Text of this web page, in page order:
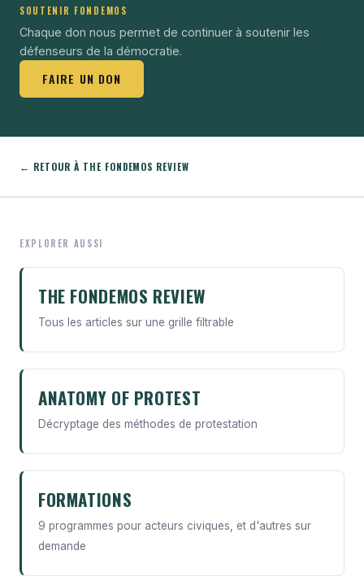
SOUTENIR FONDEMOS
Chaque don nous permet de continuer à soutenir les
défenseurs de la démocratie.
FAIRE UN DON
← RETOUR À THE FONDEMOS REVIEW
EXPLORER AUSSI
THE FONDEMOS REVIEW
Tous les articles sur une grille filtrable
ANATOMY OF PROTEST
Décryptage des méthodes de protestation
FORMATIONS
9 programmes pour acteurs civiques, et d'autres sur
demande